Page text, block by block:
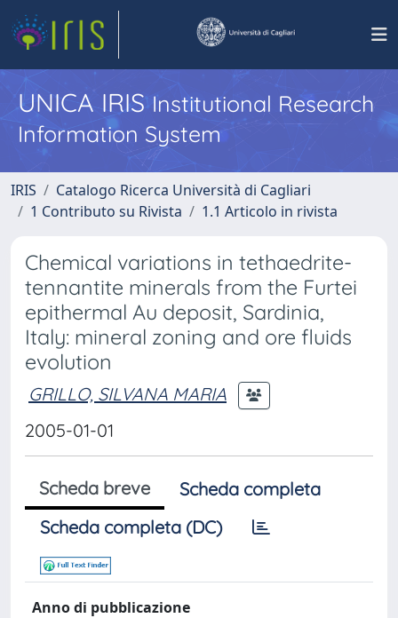
UNICA IRISInstitutional Research
Information System
IRIS
Catalogo Ricerca Università di Cagliari
1 Contributo su Rivista
1.1 Articolo in rivista
Chemical variations in tethaedrite-
tennantite minerals from the Furtei
epithermal Au deposit, Sardinia,
Italy: mineral zoning and ore fluids
evolution
GRILLO, SILVANA MARIA
2005-01-01
Scheda breve
Scheda completa
Scheda completa (DC)
Anno di pubblicazione